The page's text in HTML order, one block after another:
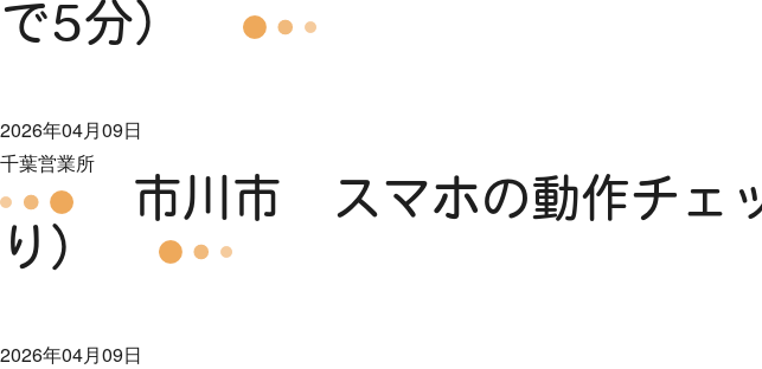
で5分）
2026年04月09日
千葉営業所
市川市 スマホの動作チェ
り）
2026年04月09日